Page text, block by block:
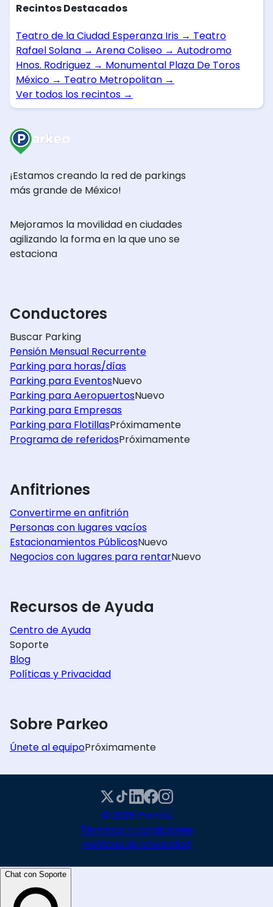
Recintos Destacados
Teatro de la Ciudad Esperanza Iris → Teatro
Rafael Solana → Arena Coliseo → Autodromo
Hnos. Rodriguez → Monumental Plaza De Toros
México → Teatro Metropolitan →
Ver todos los recintos →
¡Estamos creando la red de parkings
más grande de México!
Mejoramos la movilidad en ciudades
agilizando la forma en la que uno se
estaciona
Conductores
Buscar Parking
Pensión Mensual Recurrente
Parking para horas/días
Parking para EventosNuevo
Parking para AeropuertosNuevo
Parking para Empresas
Parking para FlotillasPróximamente
Programa de referidosPróximamente
Anfitriones
Convertirme en anfitrión
Personas con lugares vacíos
Estacionamientos PúblicosNuevo
Negocios con lugares para rentarNuevo
Recursos de Ayuda
Centro de Ayuda
Soporte
Blog
Políticas y Privacidad
Sobre Parkeo
Únete al equipoPróximamente
© 2026 Parkeo
Términos y condiciones
Políticas de privacidad
Chat con Soporte